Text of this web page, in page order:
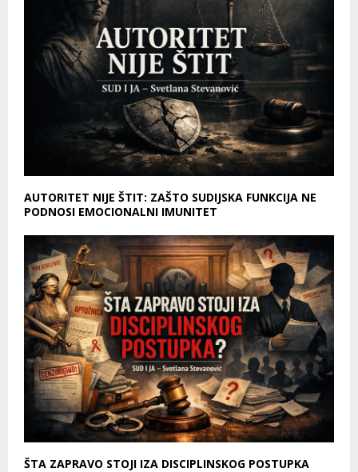
AUTORITET NIJE ŠTIT: ZAŠTO SUDIJSKA FUNKCIJA NE
PODNOSI EMOCIONALNI IMUNITET
ŠTA ZAPRAVO STOJI IZA DISCIPLINSKOG POSTUPKA